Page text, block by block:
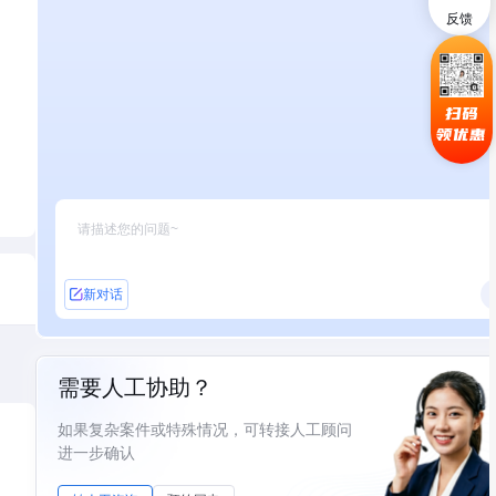
反馈
扫码
领优惠
新对话
需要人工协助？
如果复杂案件或特殊情况，可转接人工顾问
进一步确认